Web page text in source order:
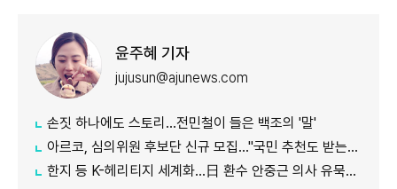
윤주혜 기자
jujusun@ajunews.com
손짓 하나에도 스토리…전민철이 들은 백조의 '말'
아르코, 심의위원 후보단 신규 모집…"국민 추천도 받는다"
한지 등 K-헤리티지 세계화…日 환수 안중근 의사 유묵도 공개